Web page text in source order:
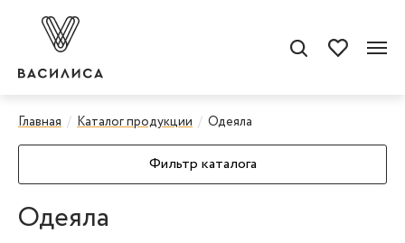
Главная Каталог продукции Одеяла
Фильтр каталога
Одеяла